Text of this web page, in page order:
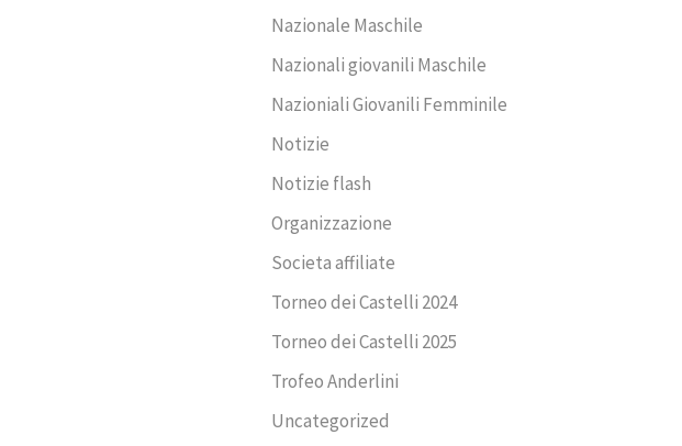
Nazionale Maschile
Nazionali giovanili Maschile
Nazioniali Giovanili Femminile
Notizie
Notizie flash
Organizzazione
Societa affiliate
Torneo dei Castelli 2024
Torneo dei Castelli 2025
Trofeo Anderlini
Uncategorized